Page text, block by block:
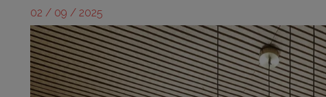
02 / 09 / 2025